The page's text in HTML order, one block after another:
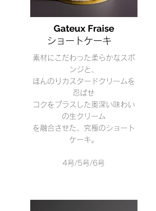
Gateux Fraise
ショートケーキ
素材にこだわった柔らかなスポ
ンジと、
ほんのりカスタードクリームを
忍ばせ
コクをプラス
した奥深い味わい
の生クリーム
を融合させた、究極のショート
ケーキ。
4号/5号/6号